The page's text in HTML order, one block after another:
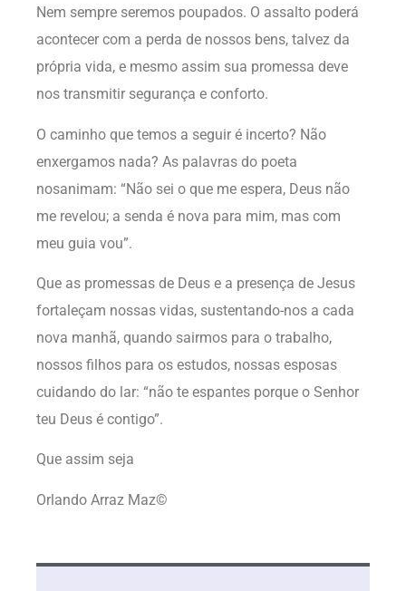
Nem sempre seremos poupados. O assalto poderá
acontecer com a perda de nossos bens, talvez da
própria vida, e mesmo assim sua promessa deve
nos transmitir segurança e conforto.
O caminho que temos a seguir é incerto? Não
enxergamos nada? As palavras do poeta
nosanimam: “Não sei o que me espera, Deus não
me revelou; a senda é nova para mim, mas com
meu guia vou”.
Que as promessas de Deus e a presença de Jesus
fortaleçam nossas vidas, sustentando-nos a cada
nova manhã, quando sairmos para o trabalho,
nossos filhos para os estudos, nossas esposas
cuidando do lar: “não te espantes porque o Senhor
teu Deus é contigo”.
Que assim seja
Orlando Arraz Maz©